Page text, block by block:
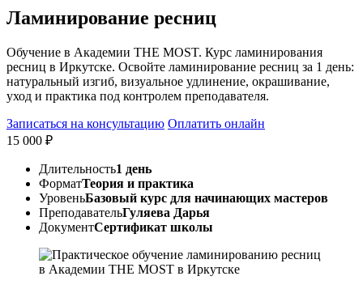
Ламинирование ресниц
Обучение в Академии THE MOST. Курс ламинирования
ресниц в Иркутске. Освойте ламинирование ресниц за 1 день:
натуральный изгиб, визуальное удлинение, окрашивание,
уход и практика под контролем преподавателя.
Записаться на консультацию Оплатить онлайн
15 000 ₽
Длительность1 день
ФорматТеория и практика
УровеньБазовый курс для начинающих мастеров
ПреподавательГуляева Дарья
ДокументСертификат школы